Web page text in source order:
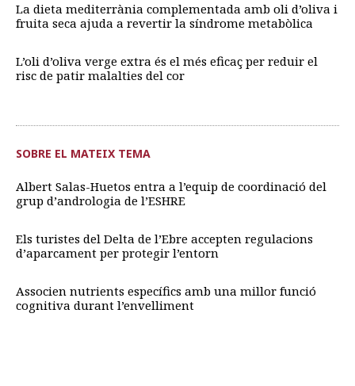
La dieta mediterrània complementada amb oli d’oliva i
fruita seca ajuda a revertir la síndrome metabòlica
L’oli d’oliva verge extra és el més eficaç per reduir el
risc de patir malalties del cor
SOBRE EL MATEIX TEMA
Albert Salas-Huetos entra a l’equip de coordinació del
grup d’andrologia de l’ESHRE
Els turistes del Delta de l’Ebre accepten regulacions
d’aparcament per protegir l’entorn
Associen nutrients específics amb una millor funció
cognitiva durant l’envelliment